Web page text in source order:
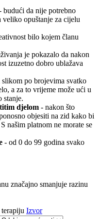
budući da nije potrebno
veliko opuštanje za cijelu
bilo kojem članu
je pokazalo da nakon
izuzetno dobro ublažava
slikom po brojevima svatko
a za to vrijeme može ući u
stanje.
djelom - nakon što
objesiti na zid kako bi
našim platnom ne morate se
- od 0 do 99 godina svako
značajno smanjuje razinu
Izvor